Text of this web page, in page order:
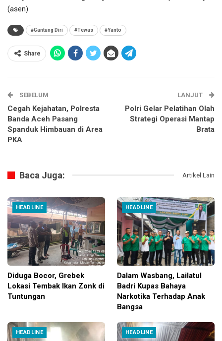
(asen)
#Gantung Diri #Tewas #Yanto
Share
SEBELUM
Cegah Kejahatan, Polresta
Banda Aceh Pasang
Spanduk Himbauan di Area
PKA
LANJUT
Polri Gelar Pelatihan Olah
Strategi Operasi Mantap
Brata
Baca Juga: Artikel Lain
HEADLINE
Diduga Bocor, Grebek
Lokasi Tembak Ikan Zonk di
Tuntungan
HEADLINE
Dalam Wasbang, Lailatul
Badri Kupas Bahaya
Narkotika Terhadap Anak
Bangsa
HEADLINE HEADLINE